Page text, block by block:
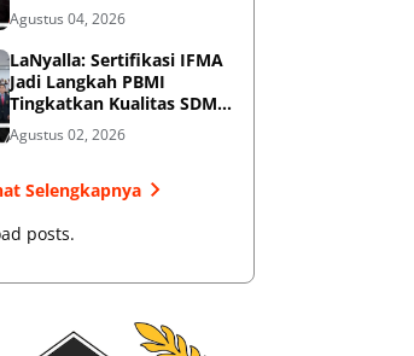
Agustus 04, 2026
LaNyalla: Sertifikasi IFMA
Jadi Langkah PBMI
Tingkatkan Kualitas SDM
Muaythai
Agustus 02, 2026
Selengkapnya
posts.